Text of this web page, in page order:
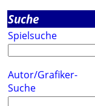
Suche
Spielsuche
Autor/Grafiker-
Suche